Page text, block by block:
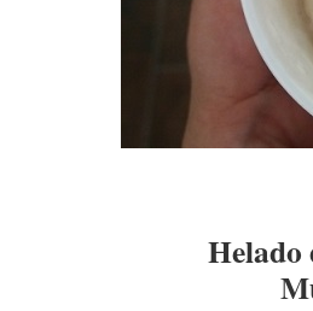
Helado